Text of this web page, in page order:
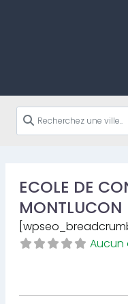
ECOLE DE
MONTLUCON
Aucun